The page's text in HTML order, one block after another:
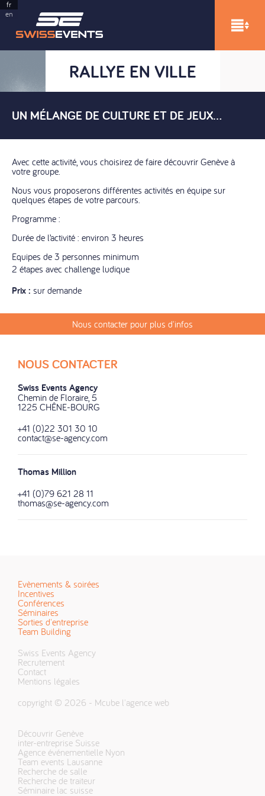
fr
en
RALLYE EN VILLE
RALLYE EN VILLE
UN MÉLANGE DE CULTURE ET DE JEUX…
Avec cette activité, vous choisirez de faire découvrir Genève à
votre groupe.
Nous vous proposerons différentes activités en équipe sur
quelques étapes de votre parcours.
Programme :
Durée de l’activité : environ 3 heures
Equipes de 3 personnes minimum
2 étapes avec challenge ludique
Prix : sur demande
Nous contacter pour plus d'infos
NOUS CONTACTER
Swiss Events Agency
Chemin de Floraire, 5
1225 CHÊNE-BOURG
+41 (0)22 301 30 10
contact@se-agency.com
Thomas Million
+41 (0)79 621 28 11
thomas@se-agency.com
Evènements & soirées
Incentives
Conférences
Séminaires
Sorties d'entreprise
Team Building
Swiss Events Agency
Recrutement
Contact
Mentions légales
copyright © 2026 - Mcube l'agence web
Découvrir Genève
inter-entreprise Suisse
Agence événementielle Nyon
Team events Lausanne
Recherche de salle
Recherche de traiteur
Séminaire lac suisse